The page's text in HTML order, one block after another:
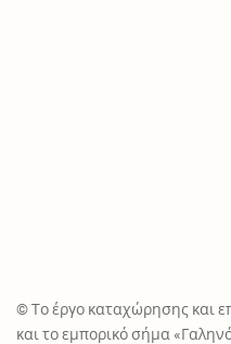
© Το έργο καταχώρησης και
και το εμπορικό σήμα